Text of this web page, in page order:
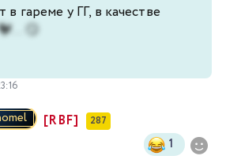
в гареме у ГГ, в качестве
😏
[RBF] 287
1